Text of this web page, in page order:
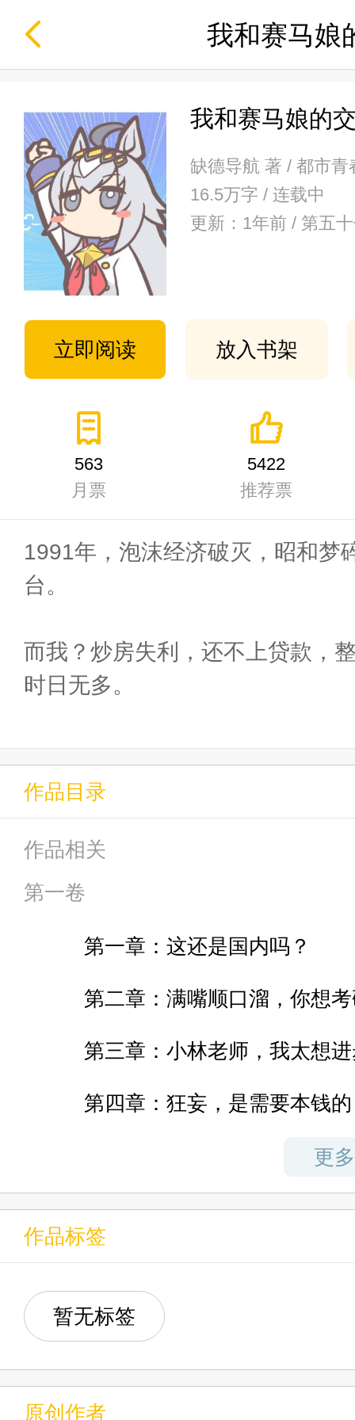
我和赛马娘
我和赛马娘的
缺德导航 著 / 都市青
16.5万字 / 连载中
更新：1年前 / 第五
立即阅读 放入书架
563
月票
5422
推荐票
1991年，泡沫经济破灭，昭和梦
台。
而我？炒房失利，还不上贷款，
时日无多。
梦里我遇见了两个赛马娘。
可是万万想不到，我居然和她们
……
2001年宝冢，我终于正面击败了
找遍了所有有印象的地方，却只
为什么，武田君在92年因为破产
作品目录
作品相关
第一卷
第一章：这还是国内吗？
第二章：满嘴顺口溜，你想
第三章：小林老师，我太想
第四章：狂妄，是需要本钱的
第六章：年轻就是好，倒头
第七章:你和里见光钻的三年
第八章：光钻：我会给他一
第九章：反应的过来我的变
更
作品标签
暂无标签
原创作者